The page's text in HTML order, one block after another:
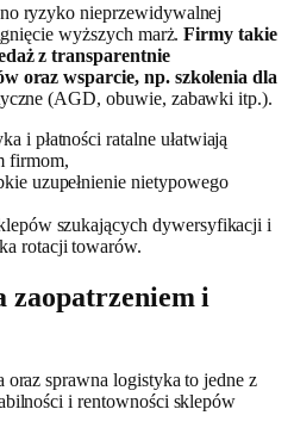
ryzyko nieprzewidywalnej
wyższych marż.Firmy takie
z transparentnie
oraz wsparcie, np. szkolenia dla
(AGD, obuwie, zabawki itp.).
i płatności ratalne ułatwiają
firmom,
uzupełnienie nietypowego
szukających dywersyfikacji i
rotacji towarów.
zaopatrzeniem i
sprawna logistyka to jedne z
i rentowności sklepów